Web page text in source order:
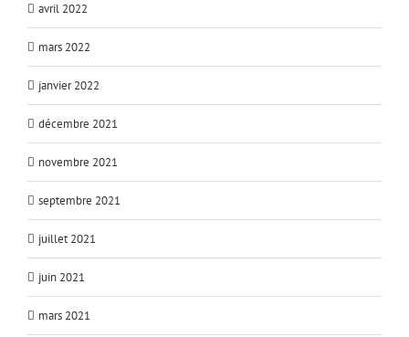
avril 2022
mars 2022
janvier 2022
décembre 2021
novembre 2021
septembre 2021
juillet 2021
juin 2021
mars 2021